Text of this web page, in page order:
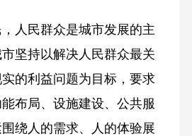
民群众是城市发展的主
坚持以解决人民群众最关
的利益问题为目标，要求
布局、设施建设、公共服
绕人的需求、人的体验展